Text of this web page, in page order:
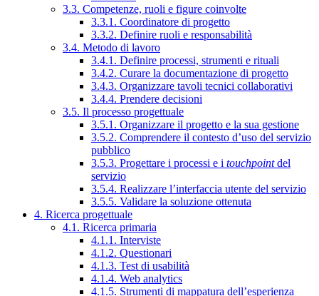
3.3. Competenze, ruoli e figure coinvolte
3.3.1. Coordinatore di progetto
3.3.2. Definire ruoli e responsabilità
3.4. Metodo di lavoro
3.4.1. Definire processi, strumenti e rituali
3.4.2. Curare la documentazione di progetto
3.4.3. Organizzare tavoli tecnici collaborativi
3.4.4. Prendere decisioni
3.5. Il processo progettuale
3.5.1. Organizzare il progetto e la sua gestione
3.5.2. Comprendere il contesto d’uso del servizio
pubblico
3.5.3. Progettare i processi e i touchpointdel
servizio
3.5.4. Realizzare l’interfaccia utente del servizio
3.5.5. Validare la soluzione ottenuta
4. Ricerca progettuale
4.1. Ricerca primaria
4.1.1. Interviste
4.1.2. Questionari
4.1.3. Test di usabilità
4.1.4. Web analytics
4.1.5. Strumenti di mappatura dell’esperienza